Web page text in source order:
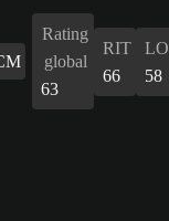
Rating
global
63
RIT
66
58